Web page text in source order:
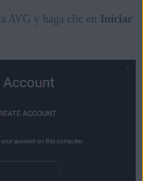
AVG y haga clic en
Iniciar